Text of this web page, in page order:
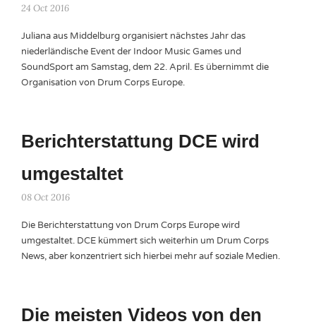
24 Oct 2016
Juliana aus Middelburg organisiert nächstes Jahr das
niederländische Event der Indoor Music Games und
SoundSport am Samstag, dem 22. April. Es übernimmt die
Organisation von Drum Corps Europe.
Berichterstattung DCE wird
umgestaltet
08 Oct 2016
Die Berichterstattung von Drum Corps Europe wird
umgestaltet. DCE kümmert sich weiterhin um Drum Corps
News, aber konzentriert sich hierbei mehr auf soziale Medien.
Die meisten Videos von den